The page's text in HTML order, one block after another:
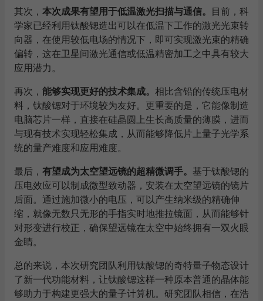
其次， 本次成果有望用于低温激光扫描与通信。 目前，科
学家已经利用钛酸锶造出可以在低温下工作的激光光束转
向器，在使用较低电场的情况下，即可实现激光束的精确
偏转，这在卫星间激光通信或低温精密加工之中具有较大
应用潜力。
再次， 能够实现更好的技术集成。 相比含铅的传统压电材
料，钛酸锶对于环境较为友好。更重要的是，它能像制造
电脑芯片一样，直接在硅晶圆上生长高质量的薄膜，进而
与现有技术实现轻松集成，从而能够降低片上量子光学系
统的量产难度和应用难度。
最后， 有望成为太空望远镜的超精微调手。 基于钛酸锶的
压电效应可以制成微型致动器，安装在太空望远镜的镜片
后面。通过施加微小的电压，可以产生纳米级的精确伸
缩，就像无数只无形的手指实时地推拉镜面，从而能够针
对形变进行校正，确保望远镜在太空中始终拥有一双火眼
金睛。
总的来说，本次研究团队利用钛酸锶的奇特量子物态设计
了新一代功能材料，让钛酸锶这样一种原本普通的晶体能
够助力于构建更强大的量子计算机。研究团队相信，在浩